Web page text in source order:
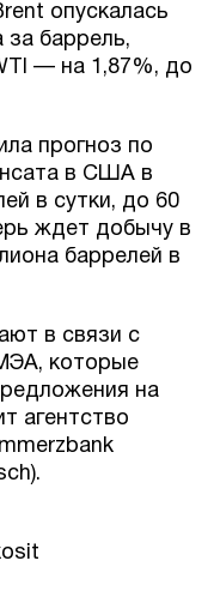
опускалась
баррель,
— на 1,87%, до
прогноз по
в США в
в сутки, до 60
ждет добычу в
баррелей в
в связи с
которые
на
агентство